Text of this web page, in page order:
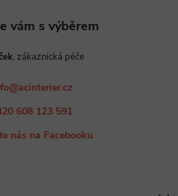
@acinterier.cz
608 123 591
nás na Facebooku